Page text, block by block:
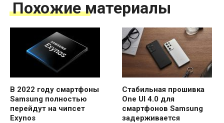
Похожие материалы
В 2022 году смартфоны
Samsung полностью
перейдут на чипсет
Exynos
Стабильная прошивка
One UI 4.0 для
смартфонов Samsung
задерживается